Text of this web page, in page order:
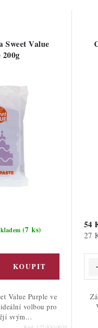
Sweet Value
(7 ks)
Value Purple ve
volbou pro
svým...
54
27